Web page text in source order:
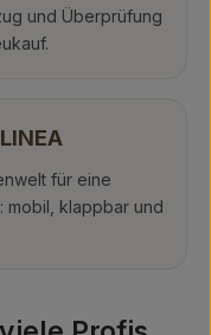
und Überprüfung
für eine
mobil, klappbar und